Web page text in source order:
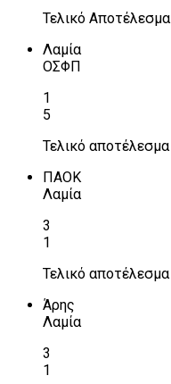
Τελικό Αποτέλεσμα
Λαμία
ΟΣΦΠ
1
5
Τελικό αποτέλεσμα
ΠΑΟΚ
Λαμία
3
1
Τελικό αποτέλεσμα
Άρης
Λαμία
3
1